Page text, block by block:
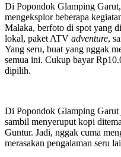
Di Popondok Glamping
mengeksplor beberapa
Malaka, berfoto di spot yang
lokal, paket ATV adventure,
Yang seru, buat yang nggak
semua ini. Cukup bayar
dipilih.
Di Popondok Glamping Garut
sambil menyeruput kopi
Guntur. Jadi, nggak cuma
merasakan pengalaman seru